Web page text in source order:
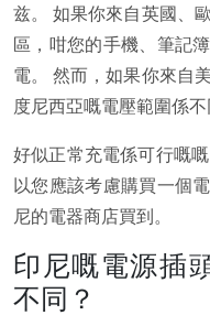
兹。 如果你來自英國、
區，咁您的手機、筆記
電。 然而，如果你來自
度尼西亞嘅電壓範圍係不
好似正常充電係可行嘅
以您應該考慮購買一個
尼的電器商店買到。
印尼嘅電源插
不同？